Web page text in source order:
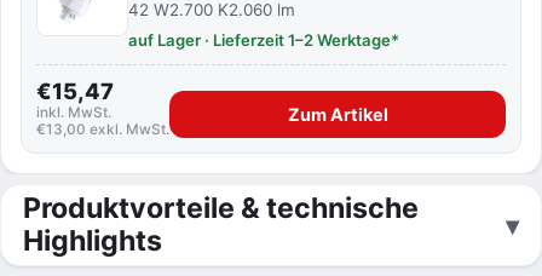
42 W2.700 K2.060 lm
auf Lager · Lieferzeit 1–2 Werktage*
€15,47
inkl. MwSt.
€13,00 exkl. MwSt.
Zum Artikel
Produktvorteile & technische
Highlights